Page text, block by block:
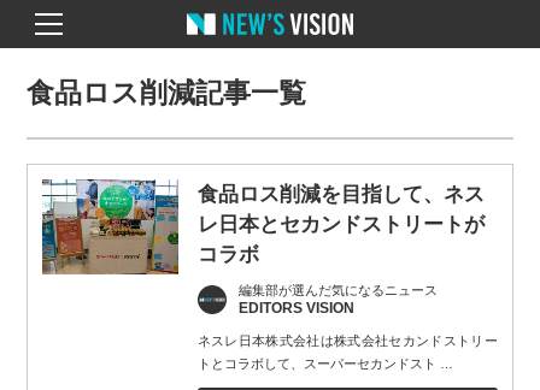
食品ロス削減記事一覧
食品ロス削減を目指して、ネス
レ日本とセカンドストリートが
コラボ
編集部が選んだ気になるニュース
EDITORS VISION
ネスレ日本株式会社は株式会社セカンドストリー
トとコラボして、スーパーセカンドスト